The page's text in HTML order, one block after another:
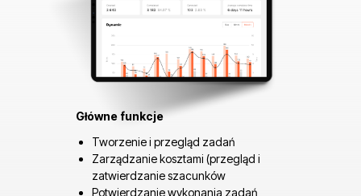
Główne funkcje
Tworzenie i przegląd zadań
Zarządzanie kosztami (przegląd i
zatwierdzanie szacunków
Potwierdzanie wykonania zadań